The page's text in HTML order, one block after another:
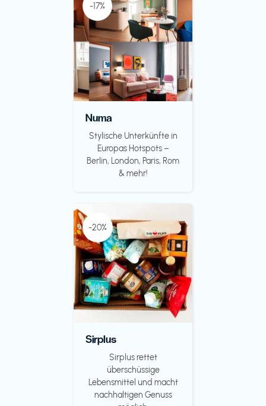
-17%
Numa
Stylische Unterkünfte in
Europas Hotspots –
Berlin, London, Paris, Rom
& mehr!
-20%
Sirplus
Sirplus rettet
überschüssige
Lebensmittel und macht
nachhaltigen Genuss